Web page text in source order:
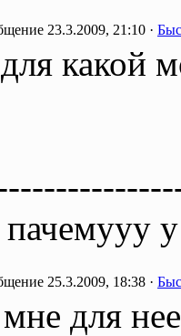
23.3.2009, 21:10 ·
какой
25.3.2009, 18:38 ·
для